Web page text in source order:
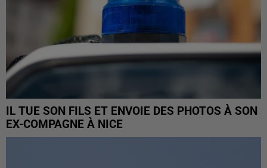
IL TUE SON FILS ET ENVOIE DES PHOTOS À SON
EX-COMPAGNE À NICE